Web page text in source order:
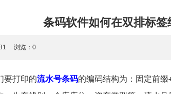
条码软件如何在双排标
浏览： 0
要打印的流水号条码的编码结构为：固定前缀